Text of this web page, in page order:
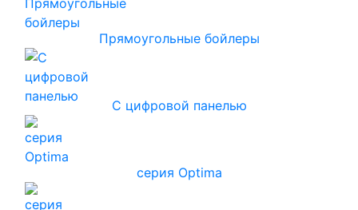
Прямоугольные бойлеры
С цифровой панелью
серия Optima